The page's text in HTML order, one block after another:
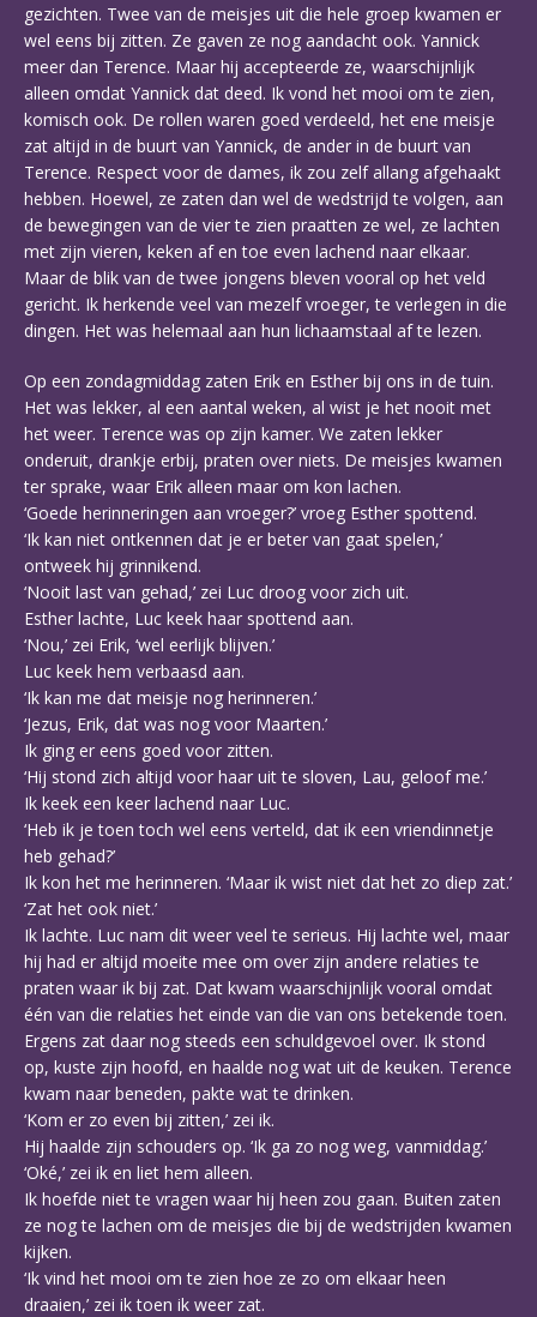
gezichten. Twee van de meisjes uit die hele groep kwamen er
wel eens bij zitten. Ze gaven ze nog aandacht ook. Yannick
meer dan Terence. Maar hij accepteerde ze, waarschijnlijk
alleen omdat Yannick dat deed. Ik vond het mooi om te zien,
komisch ook. De rollen waren goed verdeeld, het ene meisje
zat altijd in de buurt van Yannick, de ander in de buurt van
Terence. Respect voor de dames, ik zou zelf allang afgehaakt
hebben. Hoewel, ze zaten dan wel de wedstrijd te volgen, aan
de bewegingen van de vier te zien praatten ze wel, ze lachten
met zijn vieren, keken af en toe even lachend naar elkaar.
Maar de blik van de twee jongens bleven vooral op het veld
gericht. Ik herkende veel van mezelf vroeger, te verlegen in die
dingen. Het was helemaal aan hun lichaamstaal af te lezen.
Op een zondagmiddag zaten Erik en Esther bij ons in de tuin.
Het was lekker, al een aantal weken, al wist je het nooit met
het weer. Terence was op zijn kamer. We zaten lekker
onderuit, drankje erbij, praten over niets. De meisjes kwamen
ter sprake, waar Erik alleen maar om kon lachen.
‘Goede herinneringen aan vroeger?’ vroeg Esther spottend.
‘Ik kan niet ontkennen dat je er beter van gaat spelen,’
ontweek hij grinnikend.
‘Nooit last van gehad,’ zei Luc droog voor zich uit.
Esther lachte, Luc keek haar spottend aan.
‘Nou,’ zei Erik, ‘wel eerlijk blijven.’
Luc keek hem verbaasd aan.
‘Ik kan me dat meisje nog herinneren.’
‘Jezus, Erik, dat was nog voor Maarten.’
Ik ging er eens goed voor zitten.
‘Hij stond zich altijd voor haar uit te sloven, Lau, geloof me.’
Ik keek een keer lachend naar Luc.
‘Heb ik je toen toch wel eens verteld, dat ik een vriendinnetje
heb gehad?’
Ik kon het me herinneren. ‘Maar ik wist niet dat het zo diep zat.’
‘Zat het ook niet.’
Ik lachte. Luc nam dit weer veel te serieus. Hij lachte wel, maar
hij had er altijd moeite mee om over zijn andere relaties te
praten waar ik bij zat. Dat kwam waarschijnlijk vooral omdat
één van die relaties het einde van die van ons betekende toen.
Ergens zat daar nog steeds een schuldgevoel over. Ik stond
op, kuste zijn hoofd, en haalde nog wat uit de keuken. Terence
kwam naar beneden, pakte wat te drinken.
‘Kom er zo even bij zitten,’ zei ik.
Hij haalde zijn schouders op. ‘Ik ga zo nog weg, vanmiddag.’
‘Oké,’ zei ik en liet hem alleen.
Ik hoefde niet te vragen waar hij heen zou gaan. Buiten zaten
ze nog te lachen om de meisjes die bij de wedstrijden kwamen
kijken.
‘Ik vind het mooi om te zien hoe ze zo om elkaar heen
draaien,’ zei ik toen ik weer zat.